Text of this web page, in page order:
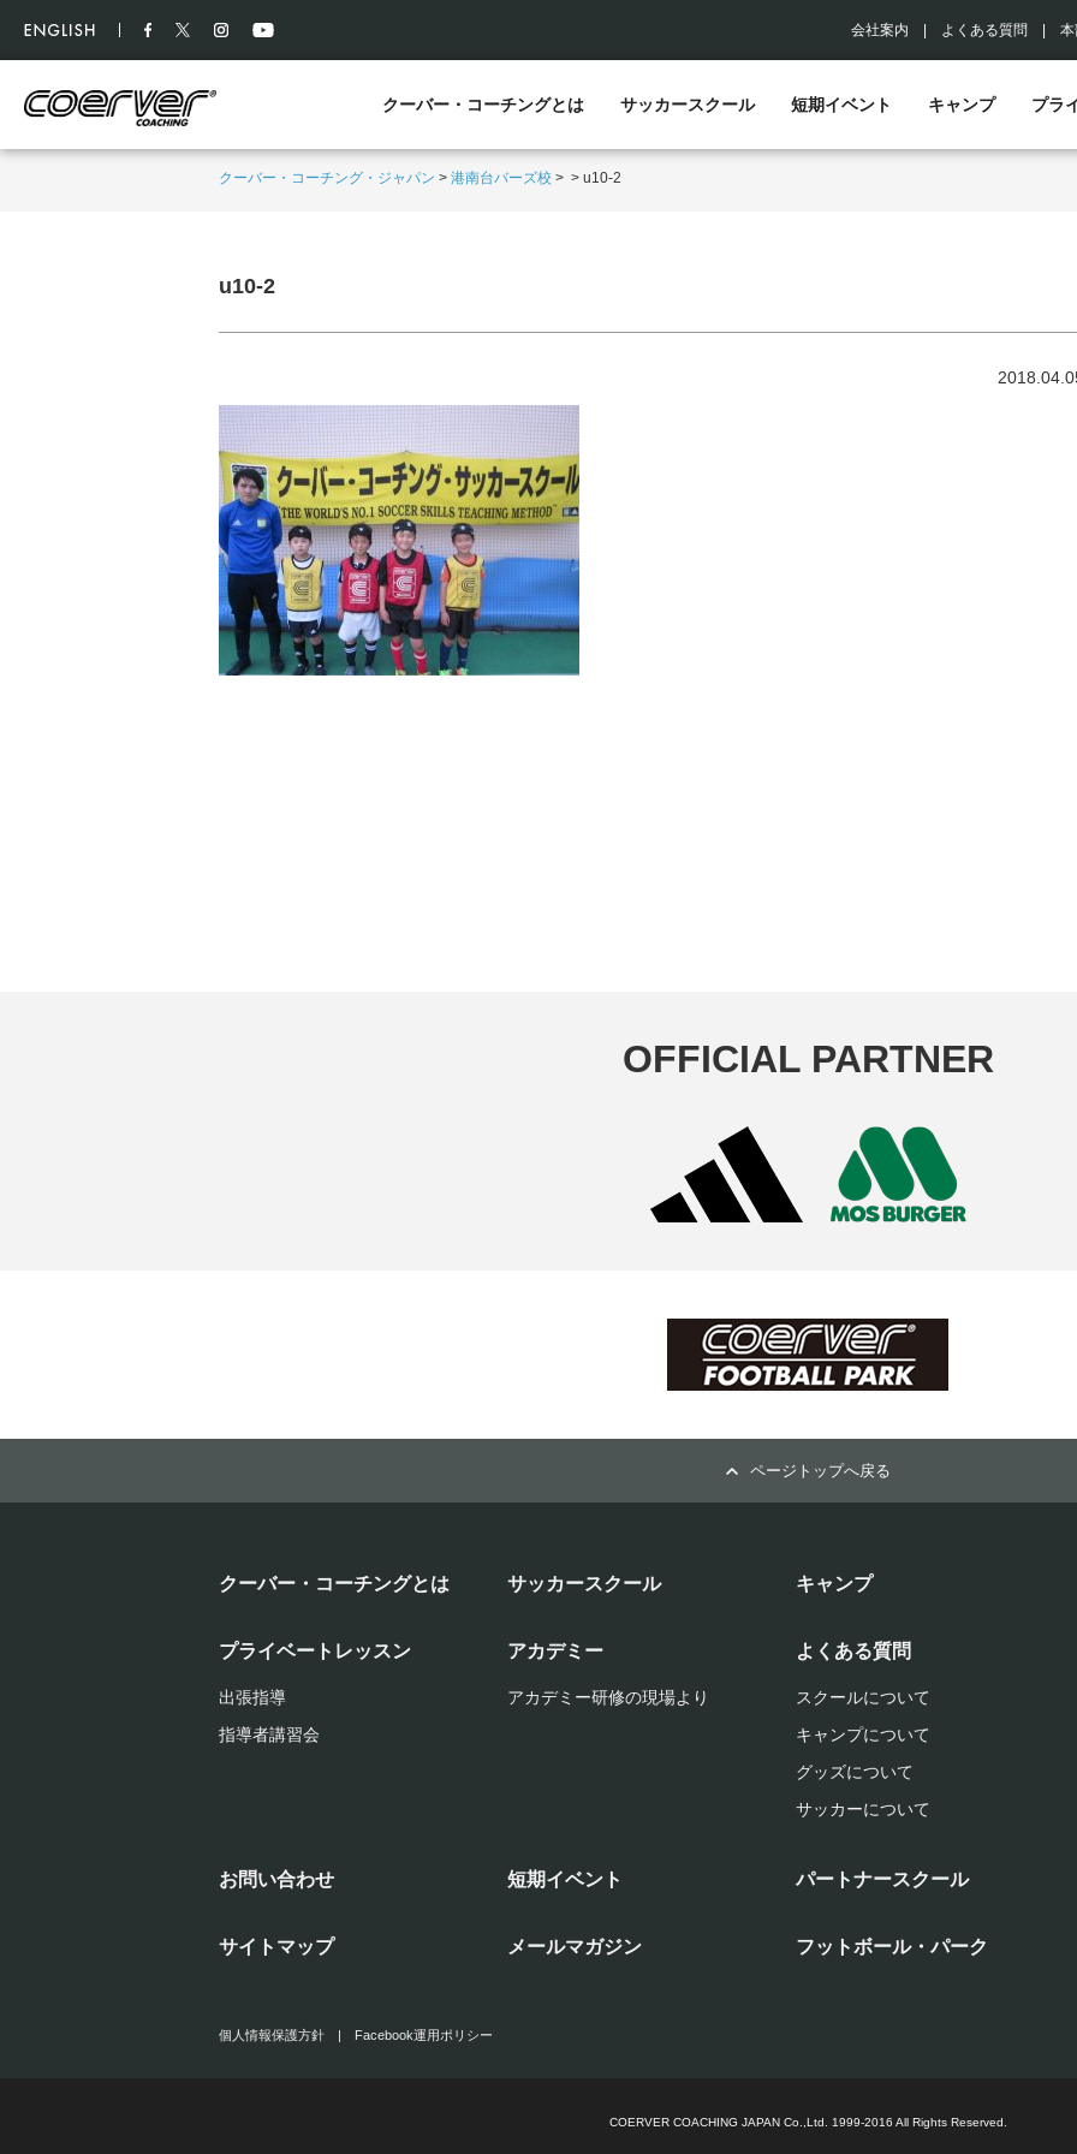
会社案内 よくある質問
クーバー・コーチングとは サッカースクール 短期イベント キャンプ プラ
クーバー・コーチング・ジャパン > 港南台バーズ校 > > u10-2
u10-2
OFFICIAL PARTNER
ページトップへ戻る
クーバー・コーチングとは サッカースクール キャンプ
プライベートレッスン
出張指導
指導者講習会
アカデミー
アカデミー研修の現場より
よくある質問
スクールについて
キャンプについて
グッズについて
サッカーについて
お問い合わせ 短期イベント パートナースクール
サイトマップ メールマガジン フットボール・パーク
個人情報保護方針 | Facebook運用ポリシー
COERVER COACHING JAPAN Co.,Ltd. 1999-2016 All Rights Reserved.